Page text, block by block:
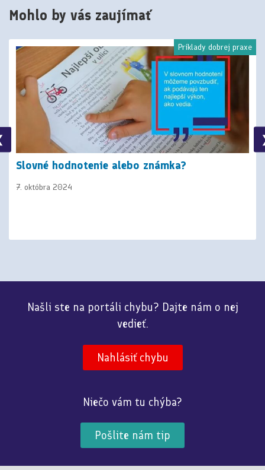
Mohlo by vás zaujímať
Príklady dobrej praxe
Slovné hodnotenie alebo známka?
7. októbra 2024
Našli ste na portáli chybu? Dajte nám o nej
vedieť.
Nahlásiť chybu
Niečo vám tu chýba?
Pošlite nám tip